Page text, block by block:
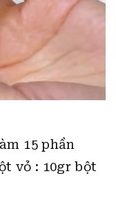
15 phần
vỏ : 10gr bột